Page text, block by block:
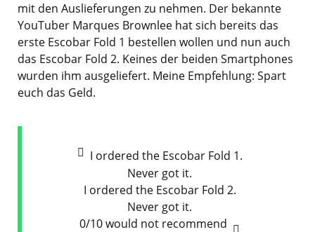
mit den Auslieferungen zu nehmen. Der bekannte
YouTuber Marques Brownlee hat sich bereits das
erste Escobar Fold 1 bestellen wollen und nun auch
das Escobar Fold 2. Keines der beiden Smartphones
wurden ihm ausgeliefert. Meine Empfehlung: Spart
euch das Geld.
I ordered the Escobar Fold 1.
Never got it.
I ordered the Escobar Fold 2.
Never got it.
0/10 would not recommend